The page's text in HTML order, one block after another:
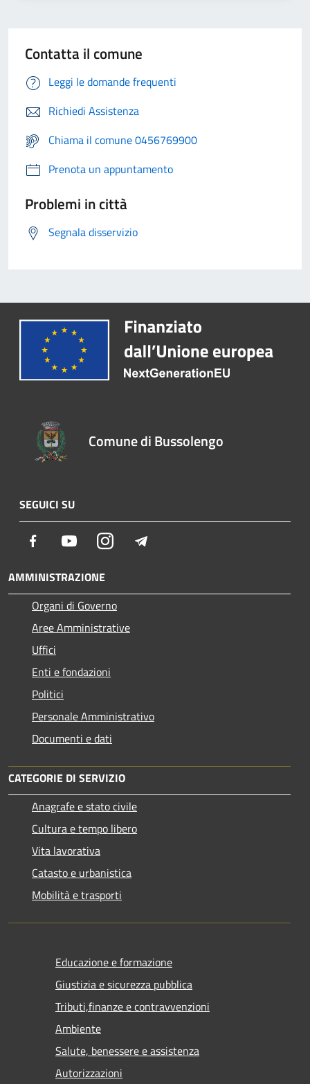
Contatta il comune
Leggi le domande frequenti
Richiedi Assistenza
Chiama il comune 0456769900
Prenota un appuntamento
Problemi in città
Segnala disservizio
Comune di Bussolengo
SEGUICI SU
Facebook YoutubeInstagram
AMMINISTRAZIONE
Organi di Governo
Aree Amministrative
Uffici
Enti e fondazioni
Politici
Personale Amministrativo
Documenti e dati
CATEGORIE DI SERVIZIO
Anagrafe e stato civile
Cultura e tempo libero
Vita lavorativa
Catasto e urbanistica
Mobilità e trasporti
Educazione e formazione
Giustizia e sicurezza pubblica
Tributi,finanze e contravvenzioni
Ambiente
Salute, benessere e assistenza
Autorizzazioni